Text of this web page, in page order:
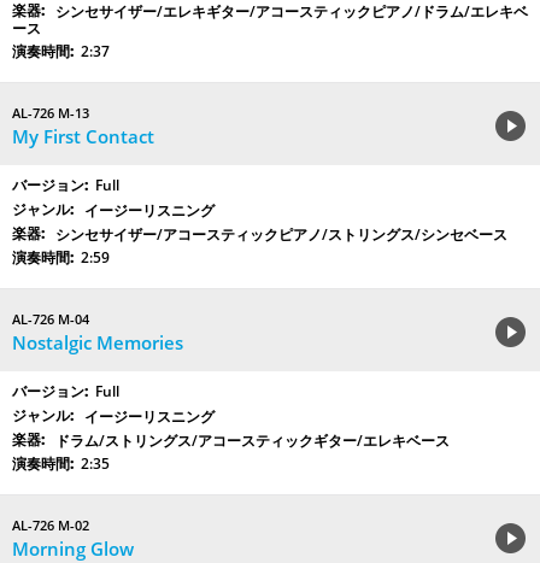
シンセサイザー/エレキギター/アコースティックピアノ/ドラム/エレキベ
ース
2:37
AL-726 M-13
My First Contact
Full
イージーリスニング
シンセサイザー/アコースティックピアノ/ストリングス/シンセベース
2:59
AL-726 M-04
Nostalgic Memories
Full
イージーリスニング
ドラム/ストリングス/アコースティックギター/エレキベース
2:35
AL-726 M-02
Morning Glow